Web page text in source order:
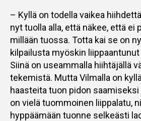
– Kyllä on todella vaikea
nyt tuolla alla, että näkee, että ei
millään tuossa. Totta kai se on
kilpailusta myöskin
Siinä on useammalla hiihtäjällä
tekemistä. Mutta Vilmalla on
haasteita tuon pidon
on vielä tuommoinen liippalatu,
hyppäämään tuonne selkeästi